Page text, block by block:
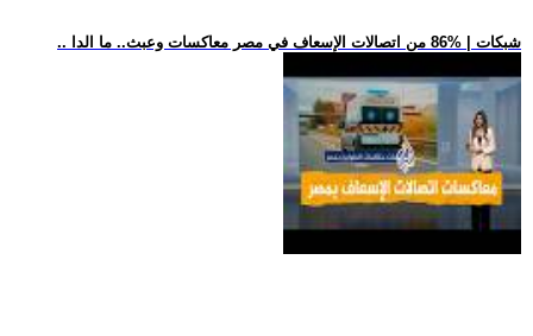
.. شبكات | %86 من اتصالات الإسعاف في مصر معاكسات وعبث.. ما الدا